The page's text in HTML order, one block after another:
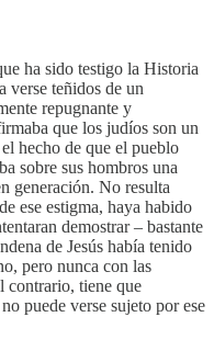
ha sido testigo la Historia
verse teñidos de un
repugnante y
que los judíos son un
hecho de que el pueblo
sobre sus hombros una
generación. No resulta
ese estigma, haya habido
demostrar – bastante
de Jesús había tenido
pero nunca con las
contrario, tiene que
puede verse sujeto por ese